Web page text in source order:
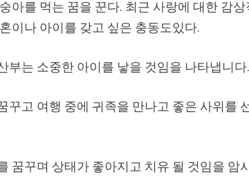
아를 먹는 꿈을 꾼다. 최근 사랑에 대한 감
이나 아이를 갖고 싶은 충동도있다.
부는 소중한 아이를 낳을 것임을 나타냅니다.
꾸고 여행 중에 귀족을 만나고 좋은 사위를
꿈꾸며 상태가 좋아지고 치유 될 것임을 암